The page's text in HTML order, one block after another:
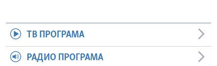
ТВ ПРОГРАМА
РАДИО ПРОГРАМА